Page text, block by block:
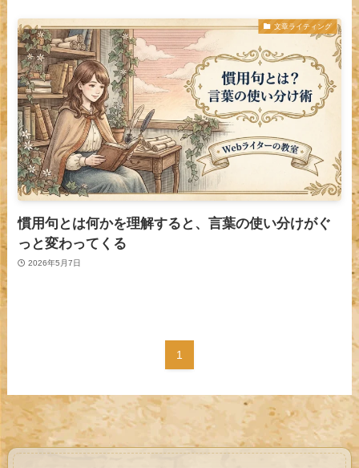
文章ライティング
慣用句とは何かを理解すると、言葉の使い分けがぐ
っと変わってくる
2026年5月7日
1